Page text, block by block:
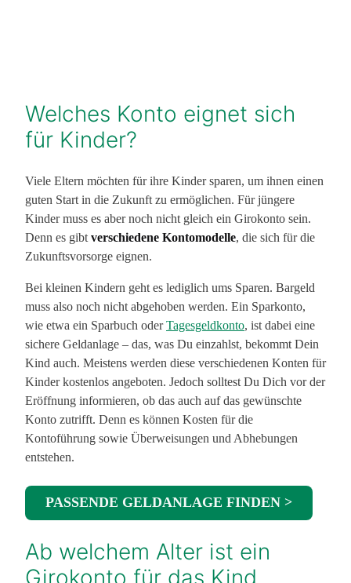
Welches Konto eignet sich
für Kinder?
Viele Eltern möchten für ihre Kinder sparen, um ihnen einen
guten Start in die Zukunft zu ermöglichen. Für jüngere
Kinder muss es aber noch nicht gleich ein Girokonto sein.
Denn es gibt verschiedene Kontomodelle, die sich für die
Zukunftsvorsorge eignen.
Bei kleinen Kindern geht es lediglich ums Sparen. Bargeld
muss also noch nicht abgehoben werden. Ein Sparkonto,
wie etwa ein Sparbuch oderTagesgeldkonto, ist dabei eine
sichere Geldanlage – das, was Du einzahlst, bekommt Dein
Kind auch. Meistens werden diese verschiedenen Konten für
Kinder kostenlos angeboten. Jedoch solltest Du Dich vor der
Eröffnung informieren, ob das auch auf das gewünschte
Konto zutrifft. Denn es können Kosten für die
Kontoführung sowie Überweisungen und Abhebungen
entstehen.
PASSENDE GELDANLAGE FINDEN >
Ab welchem Alter ist ein
Girokonto für das Kind